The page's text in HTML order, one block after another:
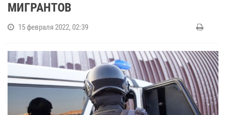
МИГРАНТОВ
15 февраля 2022, 02:39